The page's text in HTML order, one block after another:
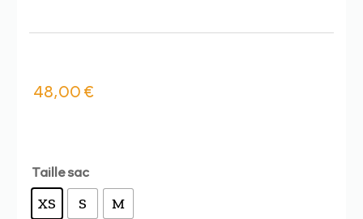
48,00€
Taille sac
XS S M